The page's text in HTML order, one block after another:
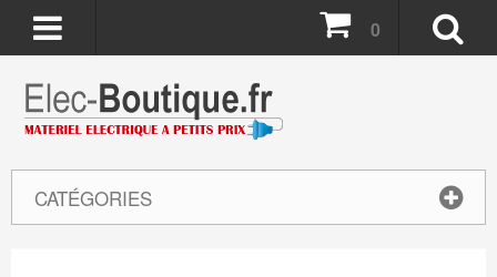
CATÉGORIES
0